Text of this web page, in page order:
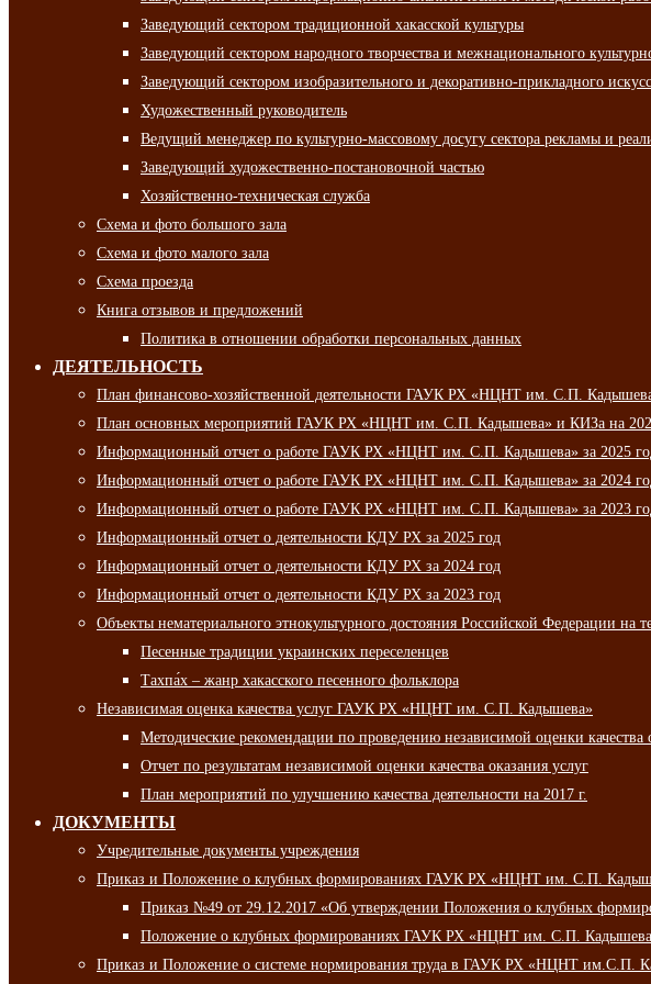
Заведующий сектором традиционной хакасской культуры
Заведующий сектором народного творчества и межнационального
Заведующий сектором изобразительного и декоративно-прикладного
Художественный руководитель
Ведущий менеджер по культурно-массовому досугу сектора рекламы и
Заведующий художественно-постановочной частью
Хозяйственно-техническая служба
Схема и фото большого зала
Схема и фото малого зала
Схема проезда
Книга отзывов и предложений
Политика в отношении обработки персональных данных
ДЕЯТЕЛЬНОСТЬ
План финансово-хозяйственной деятельности ГАУК РХ «НЦНТ им. С.П.
План основных мероприятий ГАУК РХ «НЦНТ им. С.П. Кадышева» и КИЗа на
Информационный отчет о работе ГАУК РХ «НЦНТ им. С.П. Кадышева» за 2025
Информационный отчет о работе ГАУК РХ «НЦНТ им. С.П. Кадышева» за 2024
Информационный отчет о работе ГАУК РХ «НЦНТ им. С.П. Кадышева» за 2023
Информационный отчет о деятельности КДУ РХ за 2025 год
Информационный отчет о деятельности КДУ РХ за 2024 год
Информационный отчет о деятельности КДУ РХ за 2023 год
Объекты нематериального этнокультурного достояния Российской Федерации на
Песенные традиции украинских переселенцев
Тахпа́х – жанр хакасского песенного фольклора
Независимая оценка качества услуг ГАУК РХ «НЦНТ им. С.П. Кадышева»
Методические рекомендации по проведению независимой оценки качества
Отчет по результатам независимой оценки качества оказания услуг
План мероприятий по улучшению качества деятельности на 2017 г.
ДОКУМЕНТЫ
Учредительные документы учреждения
Приказ и Положение о клубных формированиях ГАУК РХ «НЦНТ им. С.П.
Приказ №49 от 29.12.2017 «Об утверждении Положения о клубных
Положение о клубных формированиях ГАУК РХ «НЦНТ им. С.П.
Приказ и Положение о системе нормирования труда в ГАУК РХ «НЦНТ им.С.П.